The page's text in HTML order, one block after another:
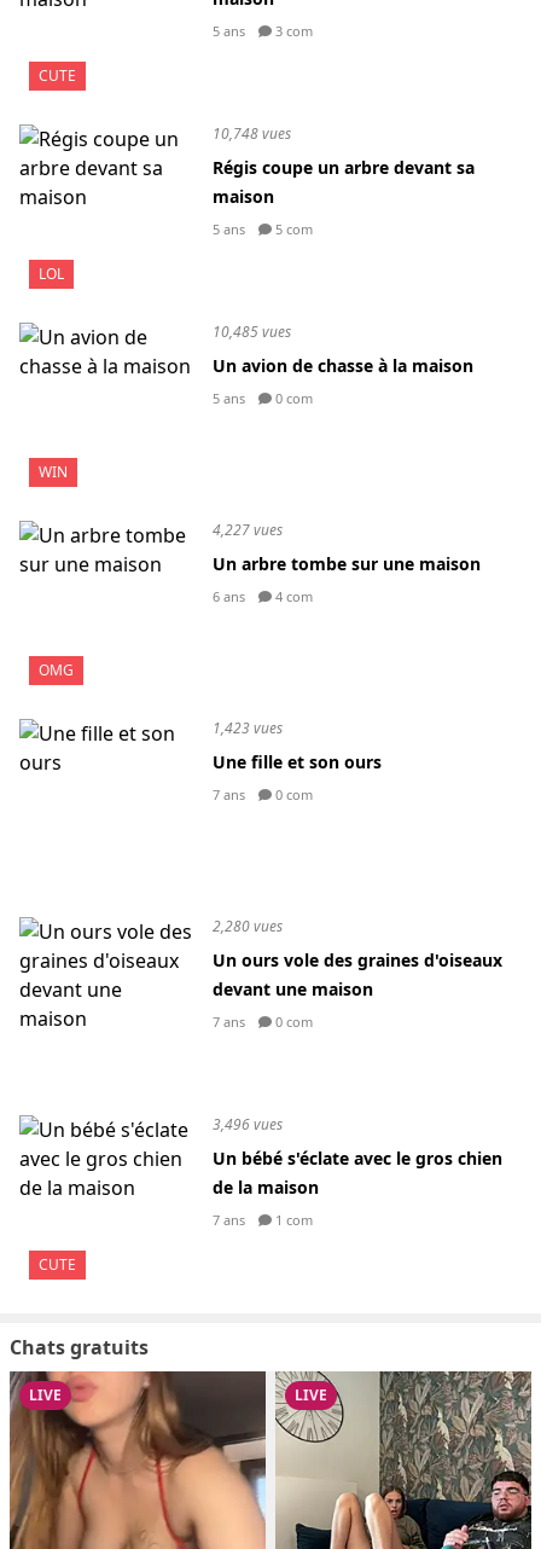
CUTE
5 ans 3 com
LOL
10,748 vues
Régis coupe un arbre devant sa
maison
5 ans 5 com
WIN
10,485 vues
Un avion de chasse à la maison
5 ans 0 com
OMG
4,227 vues
Un arbre tombe sur une maison
6 ans 4 com
1,423 vues
Une fille et son ours
7 ans 0 com
2,280 vues
Un ours vole des graines d'oiseaux
devant une maison
7 ans 0 com
CUTE
3,496 vues
Un bébé s'éclate avec le gros chien
de la maison
7 ans 1 com
Chats gratuits